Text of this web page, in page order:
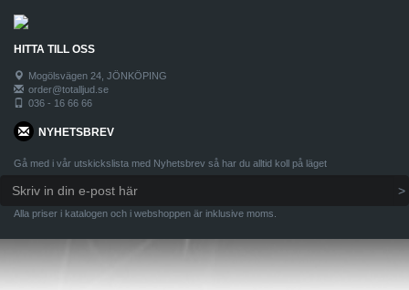
HITTA TILL OSS
Mogölsvägen 24, JÖNKÖPING
order@totalljud.se
036 - 16 66 66
NYHETSBREV
Gå med i vår utskickslista med Nyhetsbrev så har du alltid koll på läget
Alla priser i katalogen och i webshoppen är inklusive moms.